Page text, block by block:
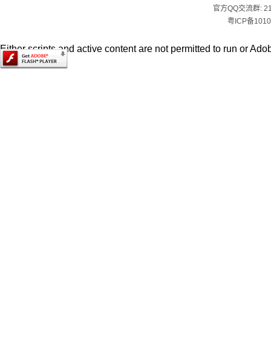
官方QQ交流群:
粤ICP备
Either scripts and active content are not permitted to run or